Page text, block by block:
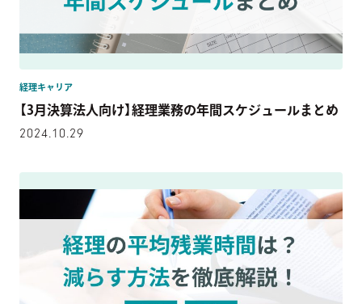
経理キャリア
【3月決算法人向け】経理業務の年間スケジュールまとめ
2024.10.29